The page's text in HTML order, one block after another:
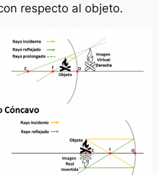
respecto al objeto.